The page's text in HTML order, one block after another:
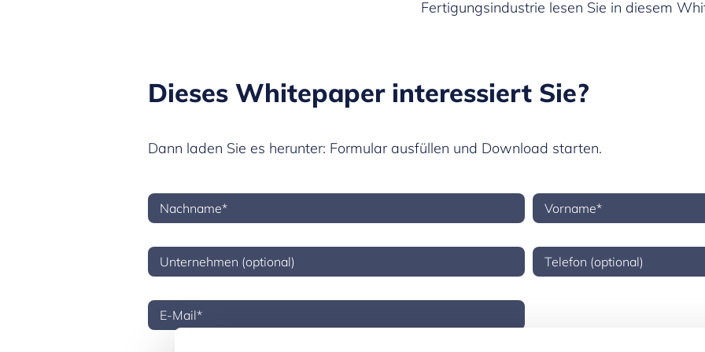
Fertigungsindustrie lesen Sie in diesem
Dieses Whitepaper interessiert Sie?
Dann laden Sie es herunter: Formular ausfüllen und Download starten.